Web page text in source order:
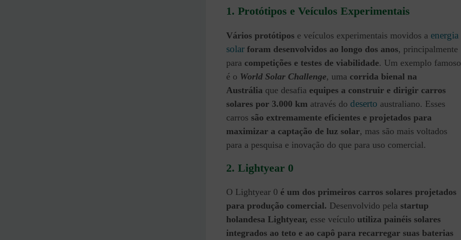
1. Protótipos e Veículos Experimentais
Vários protótipos e veículos experimentais movidos a energia
solar foram desenvolvidos ao longo dos anos, principalmente
para competições e testes de viabilidade. Um exemplo famoso
é o World Solar Challenge, uma corrida bienal na
Austrália que desafia equipes a construir e dirigir carros
solares por 3.000 km através do deserto australiano. Esses
carros são extremamente eficientes e projetados para
maximizar a captação de luz solar, mas são mais voltados
para a pesquisa e inovação do que para uso comercial.
2. Lightyear 0
O Lightyear 0 é um dos primeiros carros solares projetados
para produção comercial. Desenvolvido pela startup
holandesa Lightyear, esse veículo utiliza painéis solares
integrados ao teto e ao capô para recarregar suas baterias